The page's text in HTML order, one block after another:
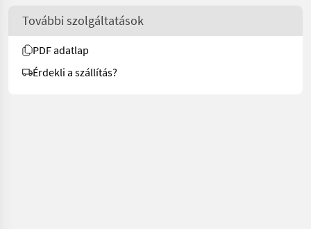
További szolgáltatások
PDF adatlap
Érdekli a szállítás?